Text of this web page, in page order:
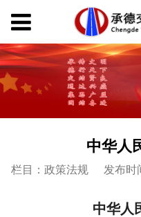
中华人
栏目：政策法规 发布时
中华人